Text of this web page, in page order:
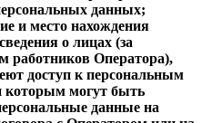
данных;
и место нахождения
о лицах (за
работников Оператора),
доступ к персональным
которым могут быть
данные на